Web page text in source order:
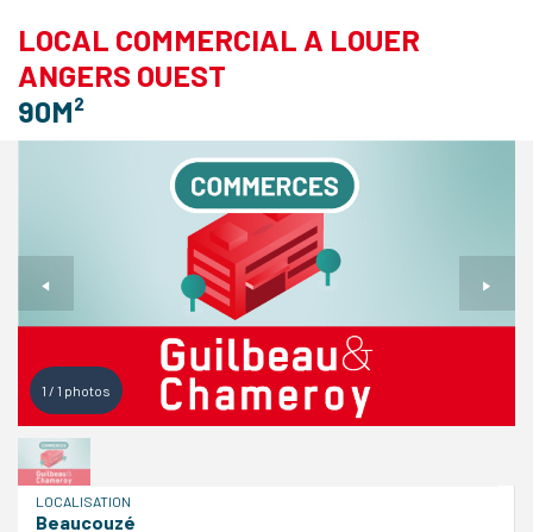
LOCAL COMMERCIAL A LOUER
ANGERS OUEST
90M²
1 / 1 photos
LOCALISATION
Beaucouzé